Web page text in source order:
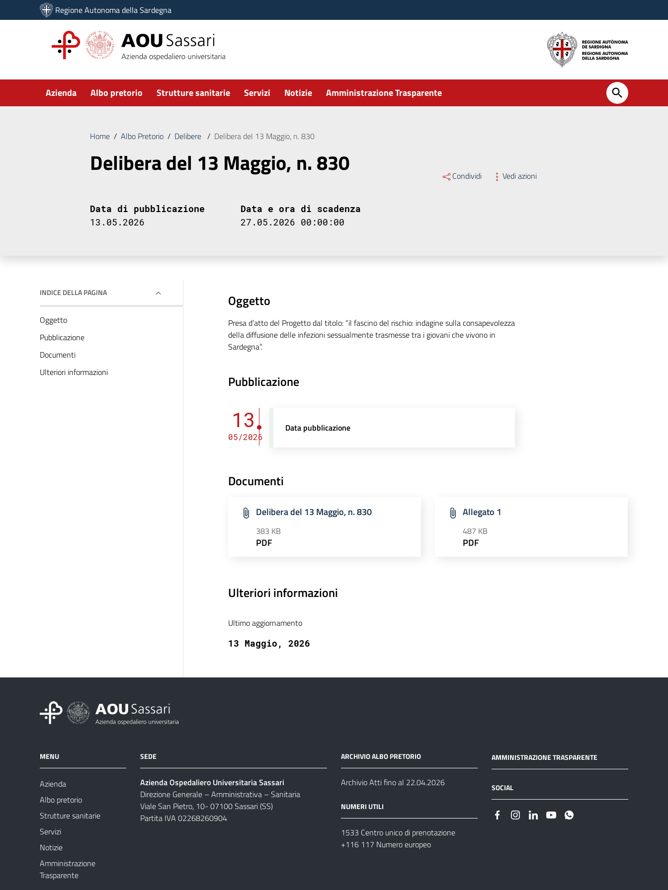
Vai ai contenuti
Vai al menu di navigazione
Vai al footer
Regione Autonoma della Sardegna
Submenu
Azienda Albo pretorio Strutture sanitarie Servizi Notizie Amministrazione Trasparente
Home / Albo Pretorio / Delibere / Delibera del 13 Maggio, n. 830
Delibera del 13 Maggio, n. 830 Condividi Vedi azioni
Data di pubblicazione
13.05.2026
Data e ora di scadenza
27.05.2026 00:00:00
INDICE DELLA PAGINA
Oggetto
Pubblicazione
Documenti
Ulteriori informazioni
Oggetto
Presa d’atto del Progetto dal titolo: “il fascino del rischio: indagine sulla consapevolezza
della diffusione delle infezioni sessualmente trasmesse tra i giovani che vivono in
Sardegna”.
Pubblicazione
13
05/2026
Data pubblicazione
Documenti
Delibera del 13 Maggio, n. 830
383 KB
PDF
Allegato 1
487 KB
PDF
Ulteriori informazioni
Ultimo aggiornamento
13 Maggio, 2026
MENU
Azienda
Albo pretorio
Strutture sanitarie
Servizi
Notizie
Amministrazione
Trasparente
SEDE
Azienda Ospedaliero Universitaria Sassari
Direzione Generale – Amministrativa – Sanitaria
Viale San Pietro, 10- 07100 Sassari (SS)
Partita IVA 02268260904
ARCHIVIO ALBO PRETORIO
Archivio Atti fino al 22.04.2026
NUMERI UTILI
1533 Centro unico di prenotazione
+116 117 Numero europeo
AMMINISTRAZIONE TRASPARENTE
SOCIAL